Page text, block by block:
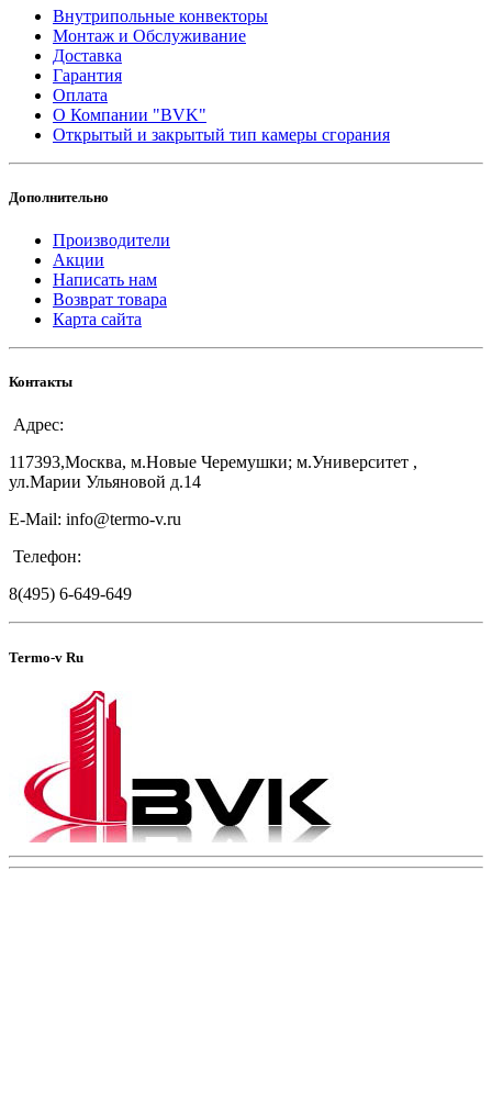
Внутрипольные конвекторы
Монтаж и Обслуживание
Доставка
Гарантия
Оплата
О Компании "BVK"
Открытый и закрытый тип камеры сгорания
Дополнительно
Производители
Акции
Написать нам
Возврат товара
Карта сайта
Контакты
Адрес:
117393,Москва, м.Новые Черемушки; м.Университет ,
ул.Марии Ульяновой д.14
E-Mail: info@termo-v.ru
Телефон:
8(495) 6-649-649
Termo-v Ru